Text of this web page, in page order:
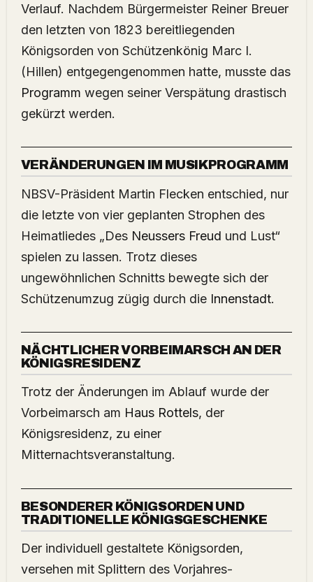
Verlauf. Nachdem Bürgermeister Reiner Breuer
den letzten von 1823 bereitliegenden
Königsorden von Schützenkönig Marc I.
(Hillen) entgegengenommen hatte, musste das
Programm wegen seiner Verspätung drastisch
gekürzt werden.
VERÄNDERUNGEN IM MUSIKPROGRAMM
NBSV-Präsident Martin Flecken entschied, nur
die letzte von vier geplanten Strophen des
Heimatliedes „Des Neussers Freud und Lust“
spielen zu lassen. Trotz dieses
ungewöhnlichen Schnitts bewegte sich der
Schützenumzug zügig durch die Innenstadt.
NÄCHTLICHER VORBEIMARSCH AN DER
KÖNIGSRESIDENZ
Trotz der Änderungen im Ablauf wurde der
Vorbeimarsch am Haus Rottels, der
Königsresidenz, zu einer
Mitternachtsveranstaltung.
BESONDERER KÖNIGSORDEN UND
TRADITIONELLE KÖNIGSGESCHENKE
Der individuell gestaltete Königsorden,
versehen mit Splittern des Vorjahres-